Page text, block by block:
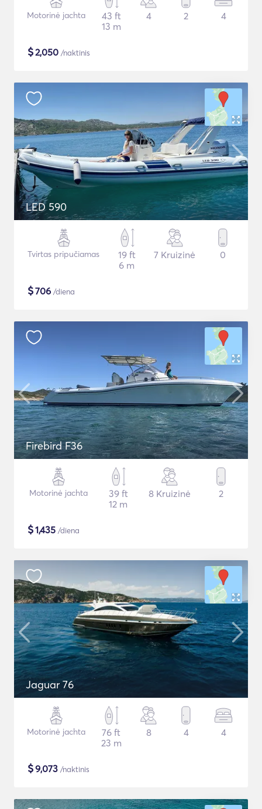
Motorinė jachta
43 ft
13 m
4 2 4
$2,050 /naktinis
LED 590
Tvirtas pripučiamas
19 ft
6 m
7 Kruizinė 0
$706 /diena
Firebird F36
Motorinė jachta
39 ft
12 m
8 Kruizinė 2
$1,435 /diena
Jaguar 76
Motorinė jachta
76 ft
23 m
8 4 4
$9,073 /naktinis